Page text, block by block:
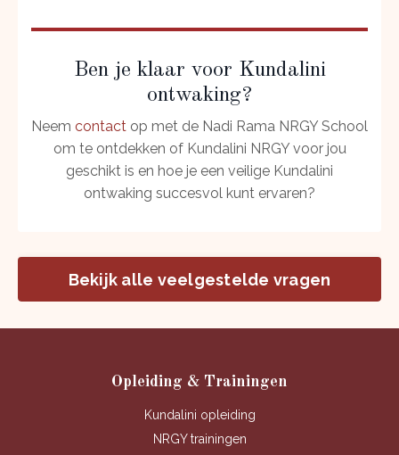
Ben je klaar voor Kundalini
ontwaking?
Neem contact op met de Nadi Rama NRGY School
om te ontdekken of Kundalini NRGY voor jou
geschikt is en hoe je een veilige Kundalini
ontwaking succesvol kunt ervaren?
Bekijk alle veelgestelde vragen
Opleiding & Trainingen
Kundalini opleiding
NRGY trainingen